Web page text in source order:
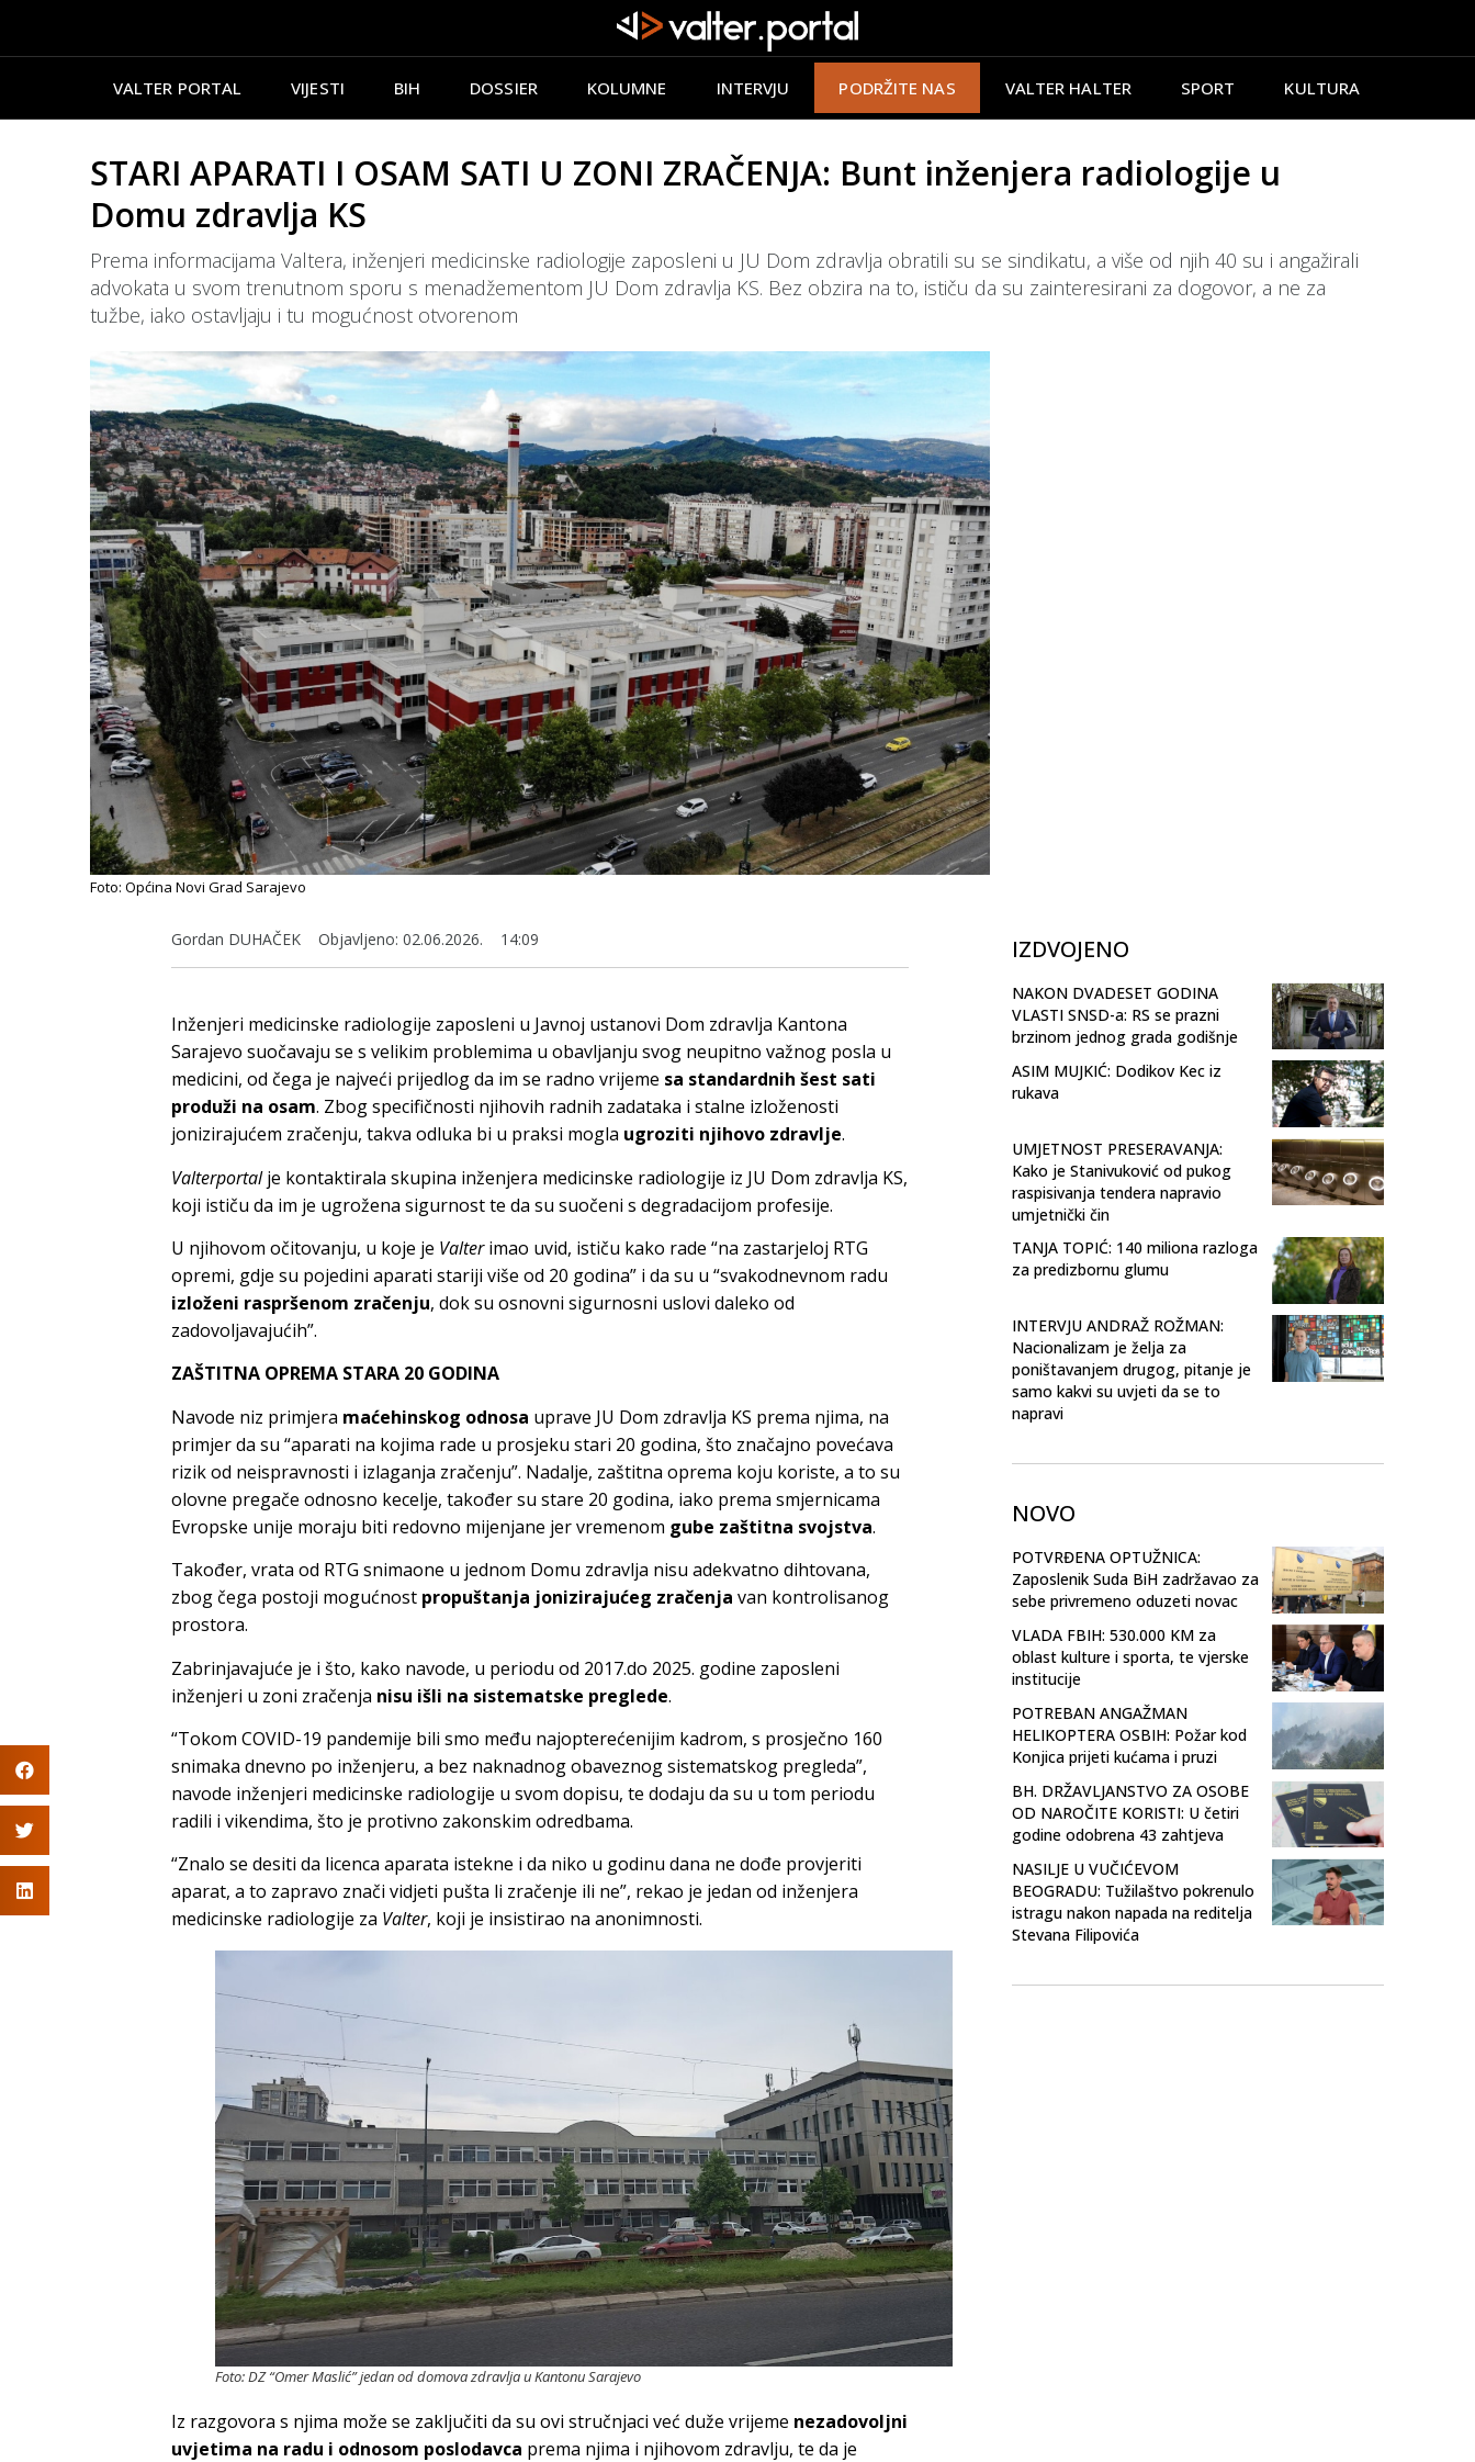
VALTER PORTAL VIJESTI BIH DOSSIER KOLUMNE INTERVJU PODRŽITE NAS VALTER HALTER SPORT KULTURA
STARI APARATI I OSAM SATI U ZONI ZRAČENJA: Bunt inženjera radiologije u
Domu zdravlja KS
Prema informacijama Valtera, inženjeri medicinske radiologije zaposleni u JU Dom zdravlja obratili su se sindikatu, a više od njih 40 su i angažirali
advokata u svom trenutnom sporu s menadžementom JU Dom zdravlja KS. Bez obzira na to, ističu da su zainteresirani za dogovor, a ne za
tužbe, iako ostavljaju i tu mogućnost otvorenom
Foto: Općina Novi Grad Sarajevo
Gordan DUHAČEK Objavljeno: 02.06.2026. 14:09
Inženjeri medicinske radiologije zaposleni u Javnoj ustanovi Dom zdravlja Kantona
Sarajevo suočavaju se s velikim problemima u obavljanju svog neupitno važnog posla u
medicini, od čega je najveći prijedlog da im se radno vrijeme sa standardnih šest sati
produži na osam. Zbog specifičnosti njihovih radnih zadataka i stalne izloženosti
jonizirajućem zračenju, takva odluka bi u praksi mogla ugroziti njihovo zdravlje.
Valterportalje kontaktirala skupina inženjera medicinske radiologije iz JU Dom zdravlja KS,
koji ističu da im je ugrožena sigurnost te da su suočeni s degradacijom profesije.
U njihovom očitovanju, u koje je Valterimao uvid, ističu kako rade “na zastarjeloj RTG
opremi, gdje su pojedini aparati stariji više od 20 godina” i da su u “svakodnevnom radu
izloženi raspršenom zračenju, dok su osnovni sigurnosni uslovi daleko od
zadovoljavajućih”.
ZAŠTITNA OPREMA STARA 20 GODINA
Navode niz primjera maćehinskog odnosa uprave JU Dom zdravlja KS prema njima, na
primjer da su “aparati na kojima rade u prosjeku stari 20 godina, što značajno povećava
rizik od neispravnosti i izlaganja zračenju”. Nadalje, zaštitna oprema koju koriste, a to su
olovne pregače odnosno kecelje, također su stare 20 godina, iako prema smjernicama
Evropske unije moraju biti redovno mijenjane jer vremenom gube zaštitna svojstva.
Također, vrata od RTG snimaone u jednom Domu zdravlja nisu adekvatno dihtovana,
zbog čega postoji mogućnost propuštanja jonizirajućeg zračenja van kontrolisanog
prostora.
Zabrinjavajuće je i što, kako navode, u periodu od 2017.do 2025. godine zaposleni
inženjeri u zoni zračenja nisu išli na sistematske preglede.
“Tokom COVID-19 pandemije bili smo među najopterećenijim kadrom, s prosječno 160
snimaka dnevno po inženjeru, a bez naknadnog obaveznog sistematskog pregleda”,
navode inženjeri medicinske radiologije u svom dopisu, te dodaju da su u tom periodu
radili i vikendima, što je protivno zakonskim odredbama.
“Znalo se desiti da licenca aparata istekne i da niko u godinu dana ne dođe provjeriti
aparat, a to zapravo znači vidjeti pušta li zračenje ili ne”, rekao je jedan od inženjera
medicinske radiologije za Valter, koji je insistirao na anonimnosti.
Foto: DZ “Omer Maslić” jedan od domova zdravlja u Kantonu Sarajevo
Iz razgovora s njima može se zaključiti da su ovi stručnjaci već duže vrijeme nezadovoljni
uvjetima na radu i odnosom poslodavca prema njima i njihovom zdravlju, te da je
IZDVOJENO
NAKON DVADESET GODINA
VLASTI SNSD-a: RS se prazni
brzinom jednog grada godišnje
ASIM MUJKIĆ: Dodikov Kec iz
rukava
UMJETNOST PRESERAVANJA:
Kako je Stanivuković od pukog
raspisivanja tendera napravio
umjetnički čin
TANJA TOPIĆ: 140 miliona razloga
za predizbornu glumu
INTERVJU ANDRAŽ ROŽMAN:
Nacionalizam je želja za
poništavanjem drugog, pitanje je
samo kakvi su uvjeti da se to
napravi
NOVO
POTVRĐENA OPTUŽNICA:
Zaposlenik Suda BiH zadržavao za
sebe privremeno oduzeti novac
VLADA FBIH: 530.000 KM za
oblast kulture i sporta, te vjerske
institucije
POTREBAN ANGAŽMAN
HELIKOPTERA OSBIH: Požar kod
Konjica prijeti kućama i pruzi
BH. DRŽAVLJANSTVO ZA OSOBE
OD NAROČITE KORISTI: U četiri
godine odobrena 43 zahtjeva
NASILJE U VUČIĆEVOM
BEOGRADU: Tužilaštvo pokrenulo
istragu nakon napada na reditelja
Stevana Filipovića